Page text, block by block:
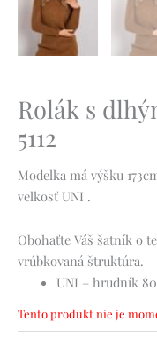
Rolák s
5112
Modelka má výšku
veľkosť UNI .
Obohaťte Váš šatník o
vrúbkovaná štruktúra.
UNI – hrudník
Tento produkt nie je